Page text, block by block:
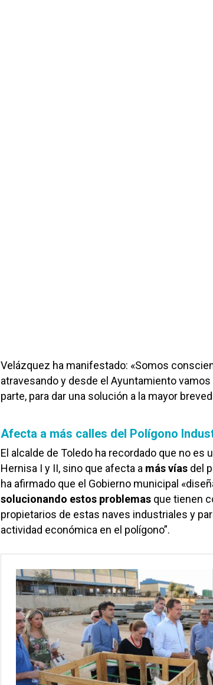
Velázquez ha manifestado: «Somos
atravesando y desde el Ayuntamiento
parte, para dar una solución a la mayor
Afecta a más calles del Polígono
El alcalde de Toledo ha recordado que no
Hernisa I y II, sino que afecta a más vías del
ha afirmado que el Gobierno municipal
solucionando estos problemas que tienen
propietarios de estas naves industriales y
actividad económica en el polígono”.